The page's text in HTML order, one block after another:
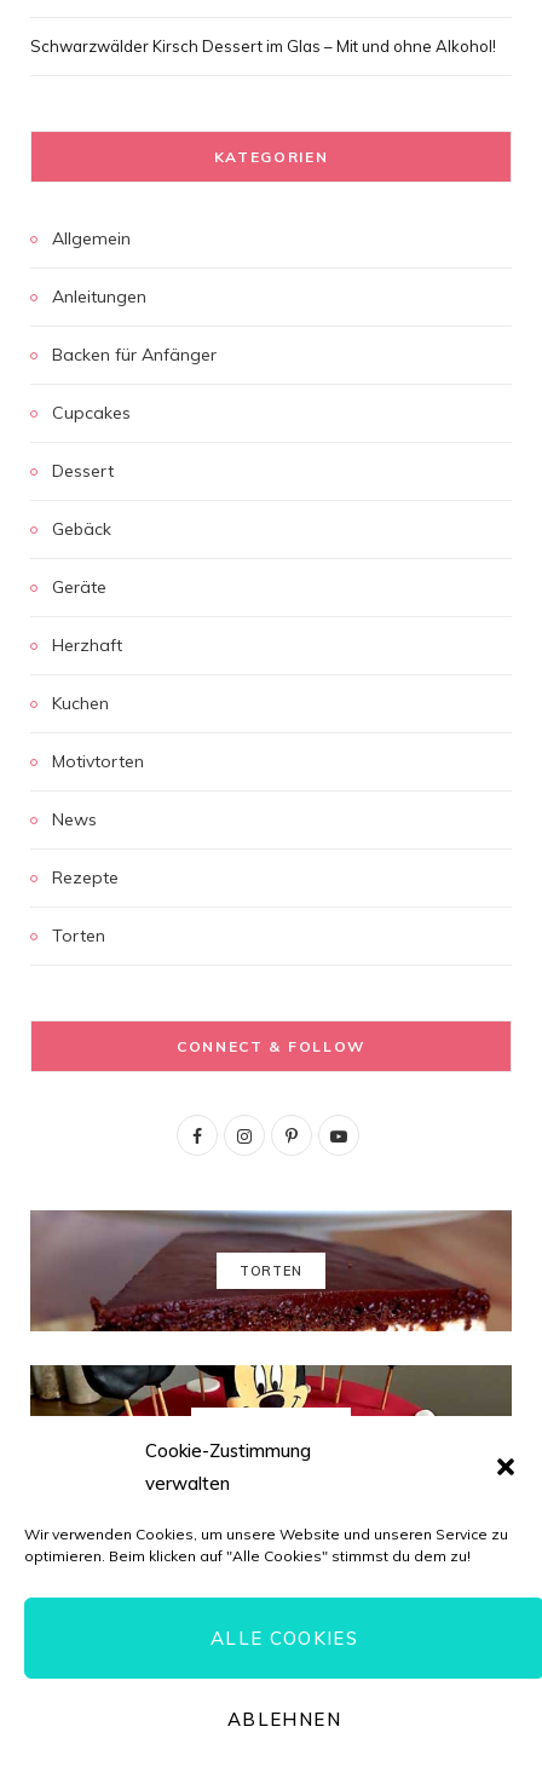
Cookie-Zustimmung
verwalten
Wir verwenden Cookies, um unsere Website und unseren Service zu
optimieren. Beim klicken auf "Alle Cookies" stimmst du dem zu!
ALLE COOKIES
ABLEHNEN
Schwarzwälder Kirsch Dessert im Glas – Mit und ohne Alkohol!
KATEGORIEN
Allgemein
Anleitungen
Backen für Anfänger
Cupcakes
Dessert
Gebäck
Geräte
Herzhaft
Kuchen
Motivtorten
News
Rezepte
Torten
CONNECT & FOLLOW
F
c
b
o
I
s
t
a
r
P
n
t
e
e
t
Y
u
T
u
e
TORTEN